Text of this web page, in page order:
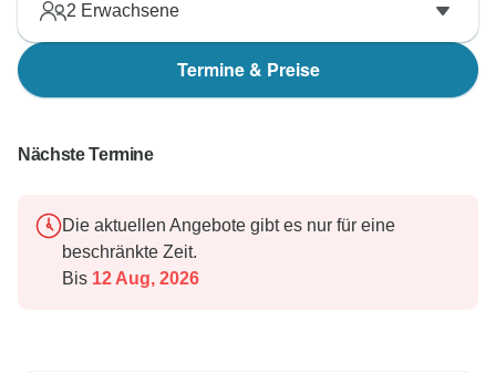
2 Erwachsene
Termine & Preise
Nächste Termine
Die aktuellen Angebote gibt es nur für eine
beschränkte Zeit.
Bis 12 Aug, 2026